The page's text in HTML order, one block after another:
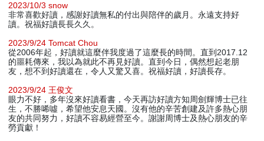
2023/10/3 snow
非常喜歡好讀，感謝好讀無私的付出與陪伴的歲月。永遠支持好
讀。祝福好讀長長久久。
2023/9/24 Tomcat Chou
從2006年起，好讀就這麼伴我度過了這麼長的時間。直到2017.12
的噩耗傳來，我以為就此不再見好讀。直到今日，偶然想起老朋
友，想不到好讀還在，令人又驚又喜。祝福好讀，好讀長存。
2023/9/24 王俊文
眼力不好，多年沒來好讀看書，今天再訪好讀方知周劍輝博士已往
生，不勝唏噓，希望他安息天國。沒有他的辛苦創建及許多熱心朋
友的共同努力，好讀不容易經營至今。謝謝周博士及熱心朋友的辛
勞貢獻！